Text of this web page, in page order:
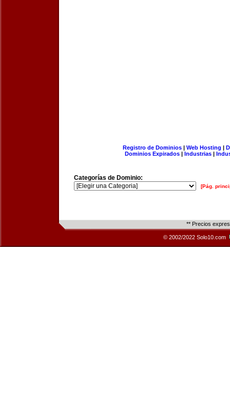
Registro de Dominios| Web Hosting |
Dominios Expirados | Industrias |
Categorías de Dominio:
[Pág.
** Precios
© 2002/2022 Solo10.com